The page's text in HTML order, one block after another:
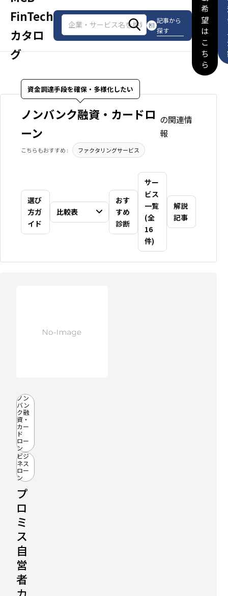
FinTech
カタロ
グ
記事から
探す
希
望
は
こ
ち
ら
資金調達手段を確保・多様化したい
ノンバンク融資・カードロ
ーン
の関連情
報
こちらもおすすめ : ファクタリングサービス
選び
方ガ
イド
比較表
おす
すめ
診断
サー
ビス
一覧
(全
16
件)
解説
記事
ノン
バン
ク融
資・
カー
ド
ロー
ン
ビジ
ネス
ロー
ン
プ
ロ
ミ
ス
自
営
者